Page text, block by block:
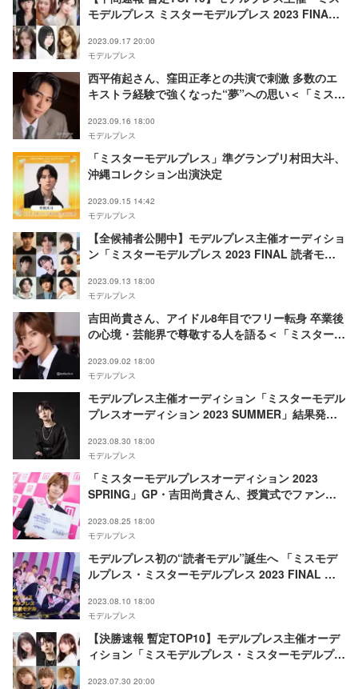
モデルプレス ミスターモデルプレス 2023 FINAL
2023.09.17 20:00
モデルプレス
西平侑起さん、窪田正孝との共演で刺激 多数のエ
キストラ経験で強くなった“夢”への思い＜「ミスタ
GPインタビュー＞
2023.09.16 18:00
モデルプレス
「ミスターモデルプレス」準グランプリ村田大斗、
沖縄コレクション出演決定
2023.09.15 14:42
モデルプレス
【全候補者公開中】モデルプレス主催オーディショ
ン「ミスターモデルプレス 2023 FINAL 読者モデ
2023.09.13 18:00
モデルプレス
吉田尚貴さん、アイドル8年目でフリー転身 卒業後
の心境・芸能界で尊敬する人を語る＜「ミスターモ
ンタビュー連載Vol.1＞
2023.09.02 18:00
モデルプレス
モデルプレス主催オーディション「ミスターモデル
プレスオーディション 2023 SUMMER」結果発
2023.08.30 18:00
モデルプレス
「ミスターモデルプレスオーディション 2023
SPRING」GP・吉田尚貴さん、授賞式でファンに
2023.08.25 18:00
モデルプレス
モデルプレス初の“読者モデル”誕生へ 「ミスモデ
ルプレス・ミスターモデルプレス 2023 FINAL 読
2023.08.10 18:00
モデルプレス
【決勝速報 暫定TOP10】モデルプレス主催オーデ
ィション「ミスモデルプレス・ミスターモデルプレ
2023.07.30 20:00